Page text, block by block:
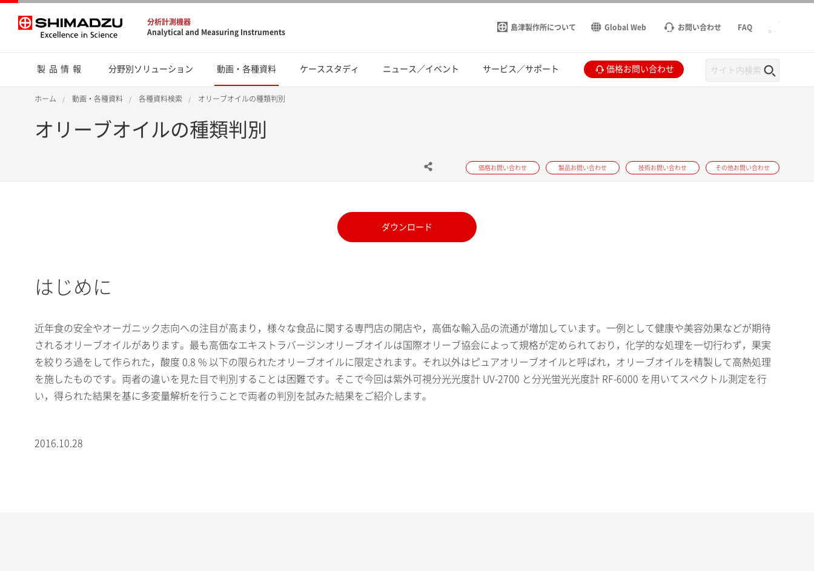
分析計測機器
Analytical and Measuring Instruments
島津製作所について Global Web お問い合わせ FAQ
製品情報 分野別ソリューション 動画・各種資料 ケーススタディ ニュース／イベント サービス／サポート 価格お問い合わせ
ホーム 動画・各種資料 各種資料検索 オリーブオイルの種類判別
オリーブオイルの種類判別
価格お問い合わせ 製品お問い合わせ 技術お問い合わせ その他お問い合わせ
ダウンロード
はじめに
近年食の安全やオーガニック志向への注目が高まり，様々な食品に関する専門店の開店や，高価な輸入品の流通が増加しています。一例として健康や美容効果などが期待
されるオリーブオイルがあります。最も高価なエキストラバージンオリーブオイルは国際オリーブ協会によって規格が定められており，化学的な処理を一切行わず，果実
を絞りろ過をして作られた，酸度 0.8 % 以下の限られたオリーブオイルに限定されます。それ以外はピュアオリーブオイルと呼ばれ，オリーブオイルを精製して高熱処理
を施したものです。両者の違いを見た目で判別することは困難です。そこで今回は紫外可視分光光度計 UV-2700 と分光蛍光光度計 RF-6000 を用いてスペクトル測定を行
い，得られた結果を基に多変量解析を行うことで両者の判別を試みた結果をご紹介します。
2016.10.28